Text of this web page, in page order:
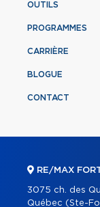
OUTILS
PROGRAMMES
CARRIÈRE
BLOGUE
CONTACT
RE/MAX
3075 ch. des
Québec (Ste-